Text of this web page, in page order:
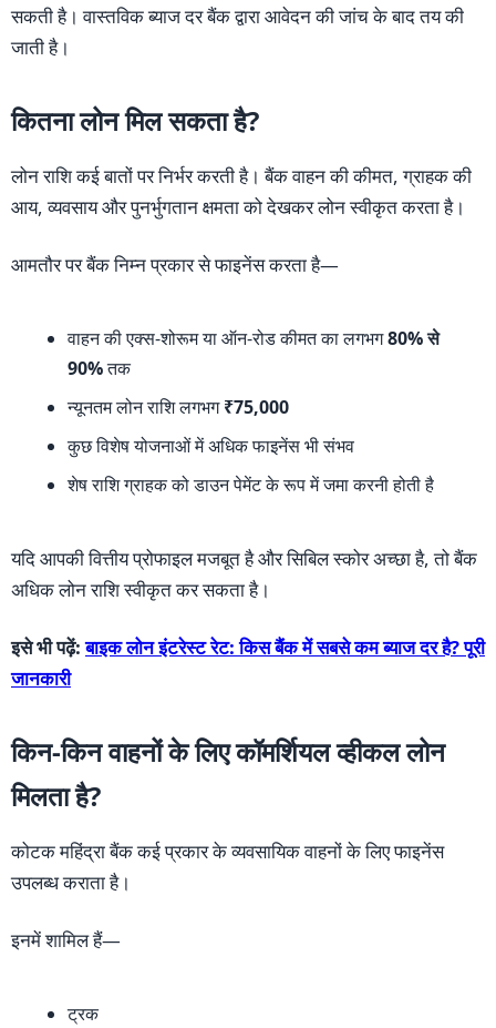
सकती है। वास्तविक ब्याज दर बैंक द्वारा आवेदन की जांच के बाद तय की
जाती है।
कितना लोन मिल सकता है?
लोन राशि कई बातों पर निर्भर करती है। बैंक वाहन की कीमत, ग्राहक की
आय, व्यवसाय और पुनर्भुगतान क्षमता को देखकर लोन स्वीकृत करता है।
आमतौर पर बैंक निम्न प्रकार से फाइनेंस करता है—
वाहन की एक्स-शोरूम या ऑन-रोड कीमत का लगभग80% से
90%तक
न्यूनतम लोन राशि लगभग₹75,000
कुछ विशेष योजनाओं में अधिक फाइनेंस भी संभव
शेष राशि ग्राहक को डाउन पेमेंट के रूप में जमा करनी होती है
यदि आपकी वित्तीय प्रोफाइल मजबूत है और सिबिल स्कोर अच्छा है, तो बैंक
अधिक लोन राशि स्वीकृत कर सकता है।
इसे भी पढ़ें:बाइक लोन इंटरेस्ट रेट: किस बैंक में सबसे कम ब्याज दर है? पूरी
जानकारी
किन-किन वाहनों के लिए कॉमर्शियल व्हीकल लोन
मिलता है?
कोटक महिंद्रा बैंक कई प्रकार के व्यवसायिक वाहनों के लिए फाइनेंस
उपलब्ध कराता है।
इनमें शामिल हैं—
ट्रक